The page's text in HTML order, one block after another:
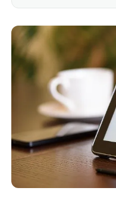
📰 Artikel
Wie finanziert sich diese
Über mich